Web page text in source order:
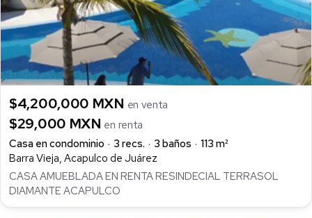
$4,200,000 MXN en venta
$29,000 MXN en renta
Casa en condominio
3 recs. 3 baños
113 m²
Barra Vieja, Acapulco de Juárez
CASA AMUEBLADA EN RENTA RESINDECIAL TERRASOL
DIAMANTE ACAPULCO